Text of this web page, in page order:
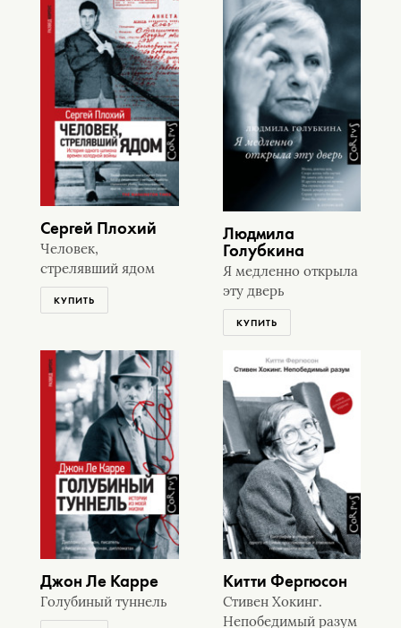
Сергей Плохий
Человек,
стрелявший ядом
КУПИТЬ
Людмила
Голубкина
Я медленно открыла
эту дверь
КУПИТЬ
Джон Ле Карре
Голубиный туннель
Китти Фергюсон
Стивен Хокинг.
Непобедимый разум